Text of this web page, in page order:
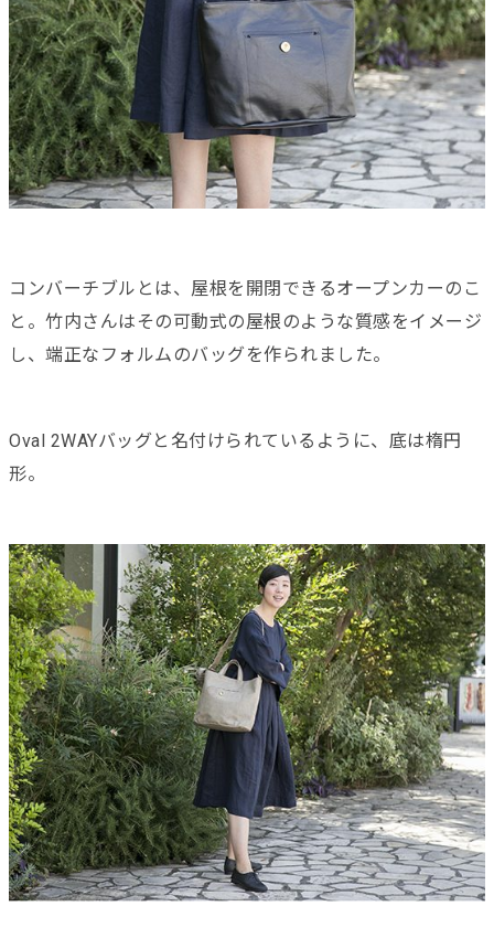
コンバーチブルとは、屋根を開閉できるオープンカーのこ
と。竹内さんはその可動式の屋根のような質感をイメージ
し、端正なフォルムのバッグを作られました。
Oval 2WAYバッグと名付けられているように、底は楕円
形。